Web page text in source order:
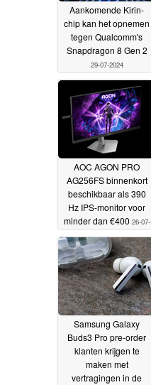
Aankomende Kirin-
chip kan het opnemen
tegen Qualcomm's
Snapdragon 8 Gen 2
29-07-2024
AOC AGON PRO
AG256FS binnenkort
beschikbaar als 390
Hz IPS-monitor voor
minder dan €400 26-07-
2024
Samsung Galaxy
Buds3 Pro pre-order
klanten krijgen te
maken met
vertragingen in de